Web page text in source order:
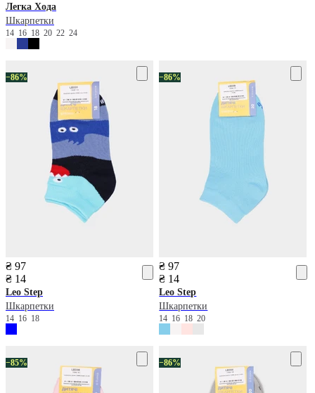
Легка Хода
Шкарпетки
14 16 18 20 22 24
−86%
₴ 97
₴ 14
Leo Step
Шкарпетки
14 16 18
−86%
₴ 97
₴ 14
Leo Step
Шкарпетки
14 16 1820
−85% −86%